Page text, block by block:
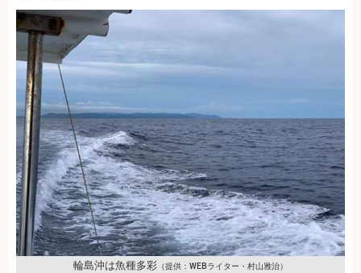
輪島沖は魚種多彩 （提供：WEBライター・村山雅治）